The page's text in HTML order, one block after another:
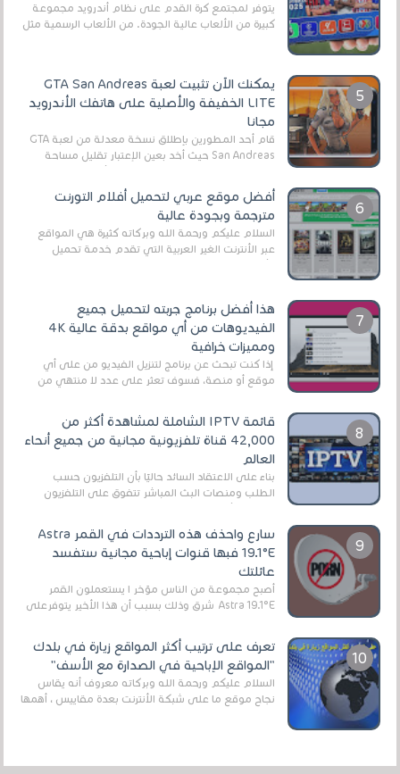
يتوفر لمجتمع كرة القدم على نظام أندرويد مجموعة
كبيرة من الألعاب عالية الجودة. من الألعاب الرسمية مثل
يمكنك الآن تثبيت لعبة GTA San Andreas
LITE الخفيفة والأصلية على هاتفك الأندرويد
مجانا
قام أحد المطورين بإطلاق نسخة معدلة من لعبة GTA
San Andreas حيث أخد بعين الإعتبار تقليل مساحة
أفضل موقع عربي لتحميل أفلام التورنت
مترجمة وبجودة عالية
السلام عليكم ورحمة الله وبركاته كثيرة هي المواقع
عبر الأنترنت الغير العربية التي تقدم خدمة تحميل
هذا أفضل برنامج جربته لتحميل جميع
الفيديوهات من أي مواقع بدقة عالية 4K
ومميزات خرافية
إذا كنت تبحث عن برنامج لتنزيل الفيديو من على أي
موقع أو منصة، فسوف تعثر على عدد لا منتهي من
قائمة IPTV الشاملة لمشاهدة أكثر من
42,000 قناة تلفزيونية مجانية من جميع أنحاء
العالم
بناءً على الاعتقاد السائد حاليًا بأن التلفزيون حسب
الطلب ومنصات البث المباشر تتفوق على التلفزيون
سارع واحذف هذه الترددات في القمر Astra
19.1°E فبها قنوات إباحية مجانية ستفسد
عائلتك
أصبح مجموعة من الناس مؤخر ا يستعملون القمر
Astra 19.1°E شرق وذلك بسبب أن هذا الأخير يتوفرعلى
تعرف على ترتيب أكثر المواقع زيارة في بلدك
"المواقع الإباحية في الصدارة مع الأسف"
السلام عليكم ورحمة الله وبركاته معروف أنه يقاس
نجاح موقع ما على شبكة الأنترنت بعدة مقاييس ، أهمها